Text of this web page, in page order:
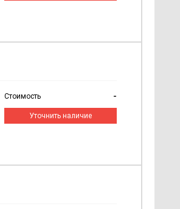
Стоимость -
Уточнить наличие